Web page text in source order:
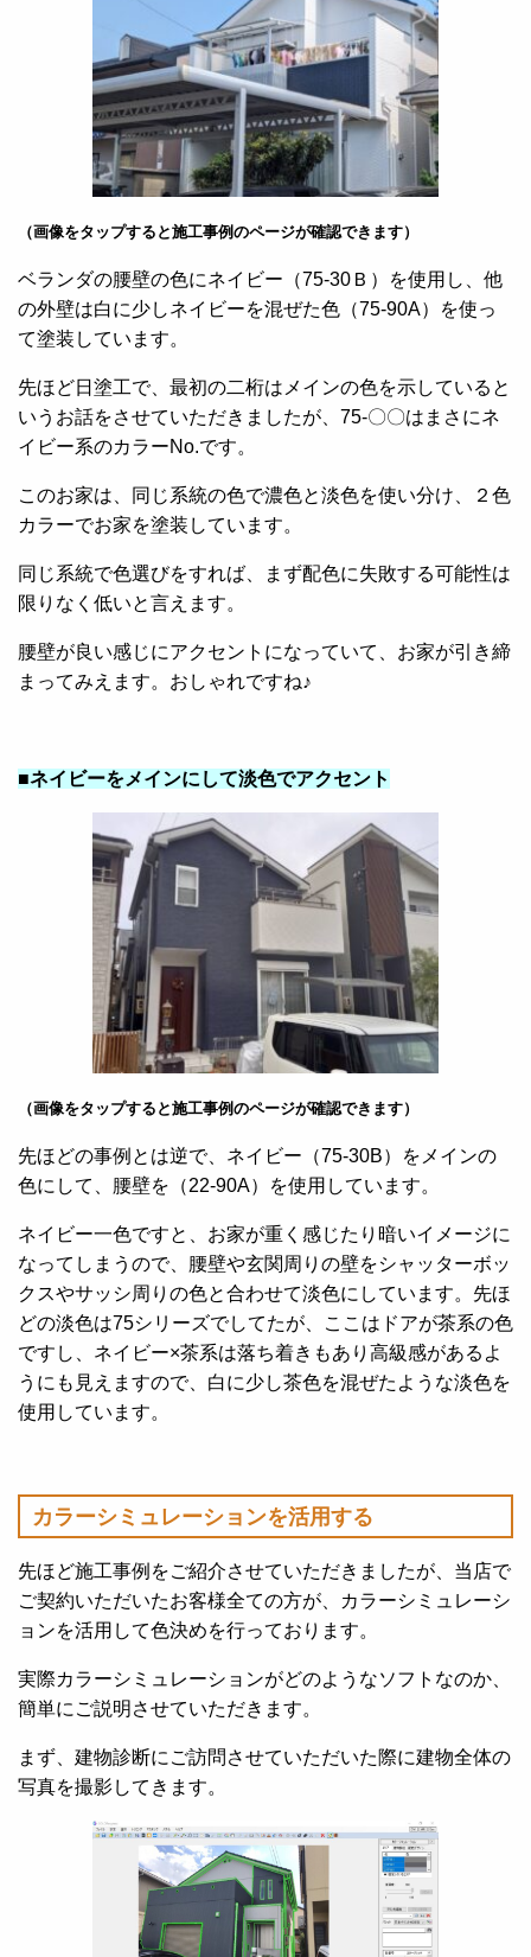
（画像をタップすると施工事例のページが確認できます）
ベランダの腰壁の色にネイビー（75-30Ｂ）を使用し、他
の外壁は白に少しネイビーを混ぜた色（75-90A）を使っ
て塗装しています。
先ほど日塗工で、最初の二桁はメインの色を示していると
いうお話をさせていただきましたが、75-〇〇はまさにネ
イビー系のカラーNo.です。
このお家は、同じ系統の色で濃色と淡色を使い分け、２色
カラーでお家を塗装しています。
同じ系統で色選びをすれば、まず配色に失敗する可能性は
限りなく低いと言えます。
腰壁が良い感じにアクセントになっていて、お家が引き締
まってみえます。おしゃれですね♪
■ネイビーをメインにして淡色でアクセント
（画像をタップすると施工事例のページが確認できます）
先ほどの事例とは逆で、ネイビー（75-30B）をメインの
色にして、腰壁を（22-90A）を使用しています。
ネイビー一色ですと、お家が重く感じたり暗いイメージに
なってしまうので、腰壁や玄関周りの壁をシャッターボッ
クスやサッシ周りの色と合わせて淡色にしています。先ほ
どの淡色は75シリーズでしてたが、ここはドアが茶系の色
ですし、ネイビー×茶系は落ち着きもあり高級感があるよ
うにも見えますので、白に少し茶色を混ぜたような淡色を
使用しています。
カラーシミュレーションを活用する
先ほど施工事例をご紹介させていただきましたが、当店で
ご契約いただいたお客様全ての方が、カラーシミュレーシ
ョンを活用して色決めを行っております。
実際カラーシミュレーションがどのようなソフトなのか、
簡単にご説明させていただきます。
まず、建物診断にご訪問させていただいた際に建物全体の
写真を撮影してきます。